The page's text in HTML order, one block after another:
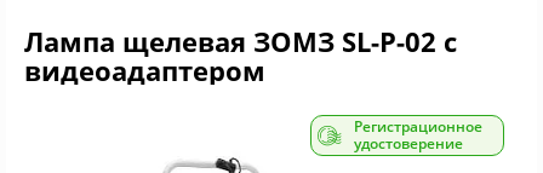
Лампа щелевая ЗОМЗ SL-P-02 с
видеоадаптером
Регистрационное
удостоверение